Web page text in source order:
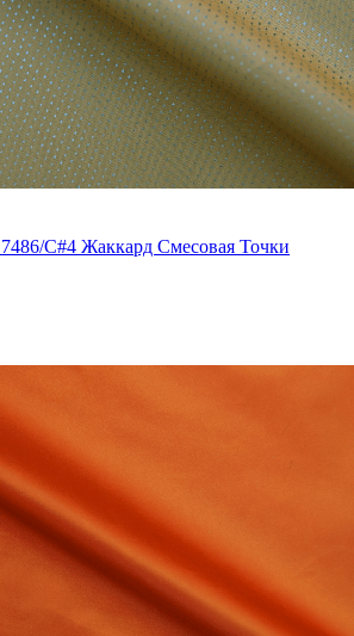
C#4 Жаккард Смесовая Точки